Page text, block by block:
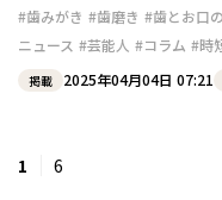
#歯みがき #歯磨き #歯とお口
ニュース #芸能人 #コラム #時
掲載 2025年04月04日 07:21
1 6